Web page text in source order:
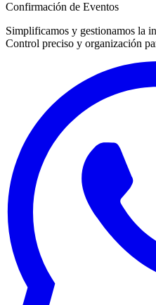
Confirmación de Eventos
Simplificamos y gestionamos la
Control preciso y organización